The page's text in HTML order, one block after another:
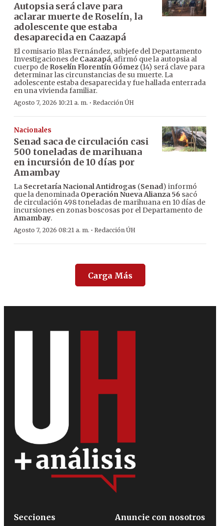
Autopsia será clave para
aclarar muerte de Roselín, la
adolescente que estaba
desaparecida en Caazapá
El comisario Blas Fernández, subjefe del Departamento
Investigaciones de Caazapá, afirmó que la autopsia al
cuerpo de Roselín Florentín Gómez (14) será clave para
determinar las circunstancias de su muerte. La
adolescente estaba desaparecida y fue hallada enterrada
en una vivienda familiar.
Agosto 7, 2026 10:21 a. m. · Redacción ÚH
Nacionales
Senad saca de circulación casi
500 toneladas de marihuana
en incursión de 10 días por
Amambay
La Secretaría Nacional Antidrogas (Senad) informó
que la denominada Operación Nueva Alianza 56 sacó
de circulación 498 toneladas de marihuana en 10 días de
incursiones en zonas boscosas por el Departamento de
Amambay.
Agosto 7, 2026 08:21 a. m. · Redacción ÚH
Carga Más
Secciones
Anuncie con nosotros